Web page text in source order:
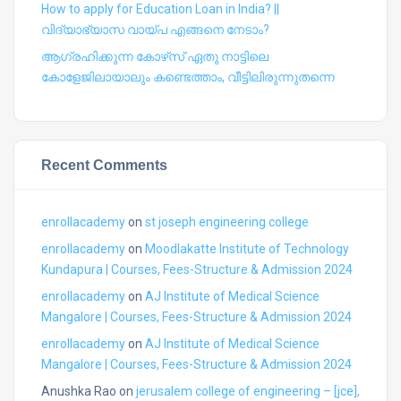
How to apply for Education Loan in India? ||
വിദ്യാഭ്യാസ വായ്പ എങ്ങനെ നേടാം?
ആഗ്രഹിക്കുന്ന കോഴ്‍സ് ഏതു നാട്ടിലെ
കോളേജിലായാലും കണ്ടെത്താം, വീട്ടിലിരുന്നുതന്നെ
Recent Comments
enrollacademyon st joseph engineering college
enrollacademyon Moodlakatte Institute of Technology
Kundapura | Courses, Fees-Structure & Admission 2024
enrollacademyon AJ Institute of Medical Science
Mangalore | Courses, Fees-Structure & Admission 2024
enrollacademyon AJ Institute of Medical Science
Mangalore | Courses, Fees-Structure & Admission 2024
Anushka Rao on jerusalem college of engineering – [jce],